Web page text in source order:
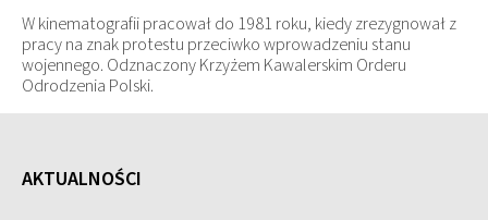
W kinematografii pracował do 1981 roku, kiedy zrezygnował z
pracy na znak protestu przeciwko wprowadzeniu stanu
wojennego. Odznaczony Krzyżem Kawalerskim Orderu
Odrodzenia Polski.
AKTUALNOŚCI